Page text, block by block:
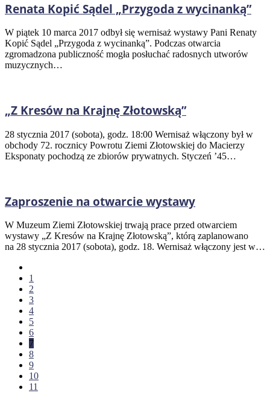
Renata Kopić Sądel „Przygoda z wycinanką”
W piątek 10 marca 2017 odbył się wernisaż wystawy Pani Renaty
Kopić Sądel „Przygoda z wycinanką”. Podczas otwarcia
zgromadzona publiczność mogła posłuchać radosnych utworów
muzycznych…
„Z Kresów na Krajnę Złotowską”
28 stycznia 2017 (sobota), godz. 18:00 Wernisaż włączony był w
obchody 72. rocznicy Powrotu Ziemi Złotowskiej do Macierzy
Eksponaty pochodzą ze zbiorów prywatnych. Styczeń ’45…
Zaproszenie na otwarcie wystawy
W Muzeum Ziemi Złotowskiej trwają prace przed otwarciem
wystawy „Z Kresów na Krajnę Złotowską”, którą zaplanowano
na 28 stycznia 2017 (sobota), godz. 18. Wernisaż włączony jest w…
1
2
3
4
5
6
7
8
9
10
11